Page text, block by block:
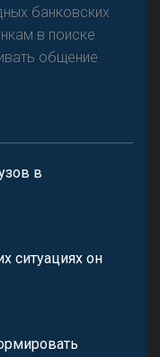
банковских
в поиске
общение
в
ситуациях он